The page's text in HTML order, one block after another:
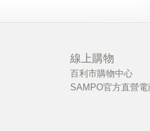
線上購物
百利市購物中心
SAMPO官方直營電